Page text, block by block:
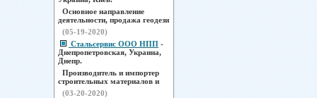
Основное направление
деятельности, продажа геодези
(05-19-2020)
Стальсервис ООО НПП -
Днепропетровская, Украина,
Днепр.
Производитель и импортер
строительных материалов и
(03-20-2020)